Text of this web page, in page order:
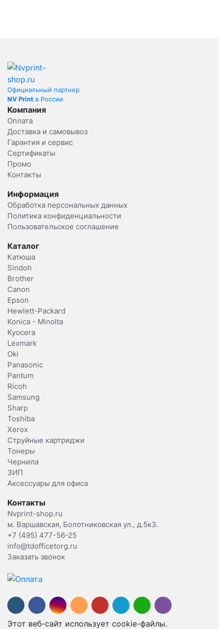
Официальный партнер
NV Print в России
Компания
Оплата
Доставка и самовывоз
Гарантия и сервис
Сертификаты
Промо
Контакты
Информация
Обработка персональных данных
Политика конфиденциальности
Пользовательское соглашение
Каталог
Катюша
Sindoh
Brother
Canon
Epson
Hewlett-Packard
Konica - Minolta
Kyocera
Lexmark
Oki
Panasonic
Pantum
Ricoh
Samsung
Sharp
Toshiba
Xerox
Струйные картриджи
Тонеры
Чернила
ЗИП
Аксессуары для офиса
Контакты
Nvprint-shop.ru
м. Варшавская, Болотниковская ул., д.5к3.
+7 (495) 477-56-25
info@tdofficetorg.ru
Заказать звонок
Этот веб-сайт использует cookie-файлы.